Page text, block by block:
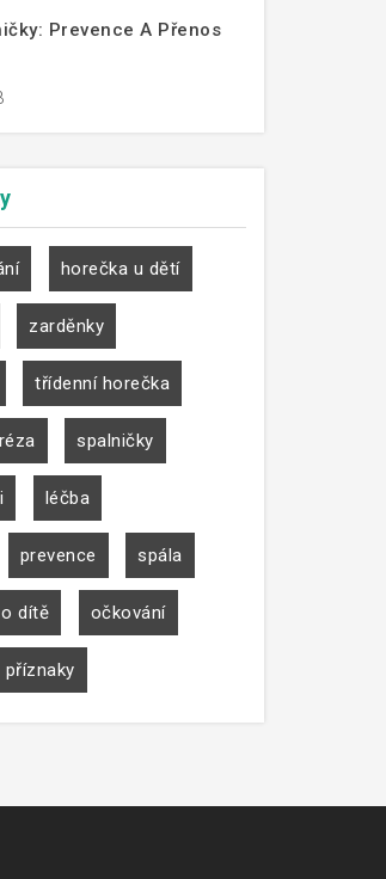
Prevence A Přenos
horečka u dětí
zarděnky
třídenní horečka
spalničky
léčba
prevence spála
dítě očkování
příznaky